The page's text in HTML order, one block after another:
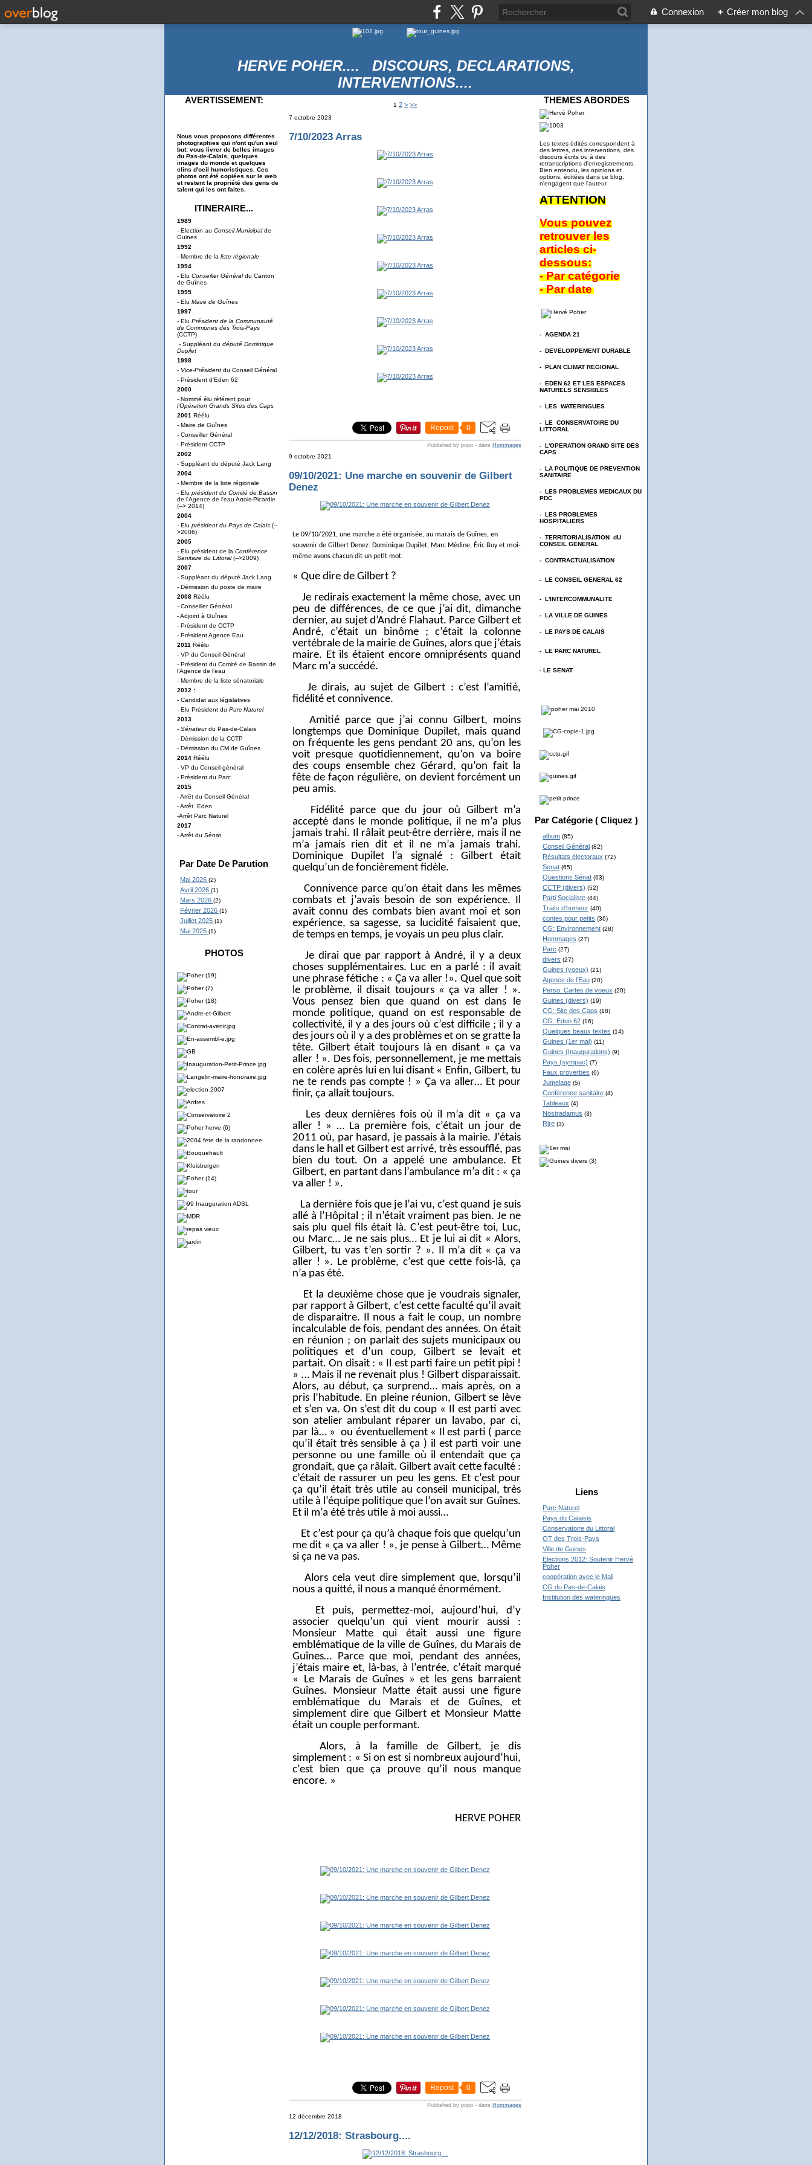
Connexion + Créer mon blog
HERVE POHER.... DISCOURS, DECLARATIONS,
INTERVENTIONS....
AVERTISSEMENT:
Nous vous proposons différentes
photographies qui n'ont qu'un seul
but: vous livrer de belles images
du Pas-de-Calais, quelques
images du monde et quelques
clins d'oeil humoristiques. Ces
photos ont été copiées sur le web
et restent la propriété des gens de
talent qui les ont faites.
ITINERAIRE...
1989
- Election au Conseil Municipalde
Guines
1992
- Membre de la liste régionale
1994
- Elu Conseiller Généraldu Canton
de Guînes
1995
- Elu Maire de Guînes
1997
- Elu Président de la Communauté
de Communes des Trois-Pays
(CCTP)
- Suppléant du député Dominique
Dupilet
1998
- Vice-Président du Conseil Général
- Président d'Eden 62
2000
- Nommé élu référent pour
l'Opération Grands Sites des Caps
2001 Réélu
- Maire de Guînes
- Conseiller Général
- Président CCTP
2002
- Suppléant du député Jack Lang
2004
- Membre de la liste régionale
- Elu président du Comité de Bassin
de l'Agence de l'eau Artois-Picardie
(--> 2014)
2004
- Elu président du Pays de Calais (--
>2006)
2005
- Elu président de la Conférence
Sanitaire du Littoral(-->2009)
2007
- Suppléant du député Jack Lang
- Démission du poste de maire
2008 Réélu
- Conseiller Général
- Adjoint à Guînes
- Président de CCTP
- Président Agence Eau
2011 Réélu
- VP du Conseil Général
- Président du Comité de Bassin de
l’Agence de l’eau
- Membre de la liste sénatoriale
2012 :
- Candidat aux législatives
- Elu Président du Parc Naturel
2013
- Sénateurdu Pas-de-Calais
- Démission de la CCTP
- Démission du CM de Guînes
2014 Réélu
- VP du Conseil général
- Président du Parc
2015
- Arrêt du Conseil Général
- Arrêt Eden
-Arrêt Parc Naturel
2017
- Arrêt du Sénat
Par Date De Parution
Mai 2026 (2)
Avril 2026 (1)
Mars 2026 (2)
Février 2026 (1)
Juillet 2025 (1)
Mai 2025 (1)
PHOTOS
1 2 > >>
7 octobre 2023
7/10/2023 Arras
Repost 0
Published by popo - dans Hommages
9 octobre 2021
09/10/2021: Une marche en souvenir de Gilbert
Denez
Le 09/10/2021, une marche a été organisée, au marais de Guînes, en
souvenir de Gilbert Denez. Dominique Dupilet, Marc Médine, Éric Buy et moi-
même avons chacun dit un petit mot.
« Que dire de Gilbert ?
Je redirais exactement la même chose, avec un
peu de différences, de ce que j’ai dit, dimanche
dernier, au sujet d’André Flahaut. Parce Gilbert et
André, c’était un binôme ; c’était la colonne
vertébrale de la mairie de Guînes, alors que j’étais
maire. Et ils étaient encore omniprésents quand
Marc m’a succédé.
Je dirais, au sujet de Gilbert : c’est l’amitié,
fidélité et connivence.
Amitié parce que j’ai connu Gilbert, moins
longtemps que Dominique Dupilet, mais quand
on fréquente les gens pendant 20 ans, qu’on les
voit presque quotidiennement, qu’on va boire
des coups ensemble chez Gérard, qu’on fait la
fête de façon régulière, on devient forcément un
peu amis.
Fidélité parce que du jour où Gilbert m’a
accepté dans le monde politique, il ne m’a plus
jamais trahi. Il râlait peut-être derrière, mais il ne
m’a jamais rien dit et il ne m’a jamais trahi.
Dominique Dupilet l’a signalé : Gilbert était
quelqu’un de foncièrement fidèle.
Connivence parce qu’on était dans les mêmes
combats et j’avais besoin de son expérience. Il
avait connu des combats bien avant moi et son
expérience, sa sagesse, sa lucidité faisaient que,
de temps en temps, je voyais un peu plus clair.
Je dirai que par rapport à André, il y a deux
choses supplémentaires. Luc en a parlé : il avait
une phrase fétiche : « Ça va aller !». Quel que soit
le problème, il disait toujours « ça va aller ! ».
Vous pensez bien que quand on est dans le
monde politique, quand on est responsable de
collectivité, il y a des jours où c’est difficile ; il y a
des jours où il y a des problèmes et on se gratte la
tête. Gilbert était toujours là en disant « ça va
aller ! ». Des fois, personnellement, je me mettais
en colère après lui en lui disant « Enfin, Gilbert, tu
ne te rends pas compte ! » Ça va aller… Et pour
finir, ça allait toujours.
Les deux dernières fois où il m’a dit « ça va
aller ! » … La première fois, c’était un jour de
2011 où, par hasard, je passais à la mairie. J’étais
dans le hall et Gilbert est arrivé, très essoufflé, pas
bien du tout. On a appelé une ambulance. Et
Gilbert, en partant dans l’ambulance m’a dit : « ça
va aller ! ».
La dernière fois que je l’ai vu, c’est quand je suis
allé à l’Hôpital ; il n’était vraiment pas bien. Je ne
sais plu quel fils était là. C’est peut-être toi, Luc,
ou Marc… Je ne sais plus… Et je lui ai dit « Alors,
Gilbert, tu vas t’en sortir ? ». Il m’a dit « ça va
aller ! ». Le problème, c’est que cette fois-là, ça
n’a pas été.
Et la deuxième chose que je voudrais signaler,
par rapport à Gilbert, c’est cette faculté qu’il avait
de disparaitre. Il nous a fait le coup, un nombre
incalculable de fois, pendant des années. On était
en réunion ; on parlait des sujets municipaux ou
politiques et d’un coup, Gilbert se levait et
partait. On disait : « Il est parti faire un petit pipi !
» … Mais il ne revenait plus ! Gilbert disparaissait.
Alors, au début, ça surprend… mais après, on a
pris l’habitude. En pleine réunion, Gilbert se lève
et s’en va. On s’est dit du coup « Il est parti avec
son atelier ambulant réparer un lavabo, par ci,
par là… » ou éventuellement « Il est parti ( parce
qu’il était très sensible à ça ) il est parti voir une
personne ou une famille où il entendait que ça
grondait, que ça râlait. Gilbert avait cette faculté :
c’était de rassurer un peu les gens. Et c’est pour
ça qu’il était très utile au conseil municipal, très
utile à l’équipe politique que l’on avait sur Guînes.
Et il m’a été très utile à moi aussi…
Et c’est pour ça qu’à chaque fois que quelqu’un
me dit « ça va aller ! », je pense à Gilbert… Même
si ça ne va pas.
Alors cela veut dire simplement que, lorsqu’il
nous a quitté, il nous a manqué énormément.
Et puis, permettez-moi, aujourd’hui, d’y
associer quelqu’un qui vient mourir aussi :
Monsieur Matte qui était aussi une figure
emblématique de la ville de Guînes, du Marais de
Guînes… Parce que moi, pendant des années,
j’étais maire et, là-bas, à l’entrée, c’était marqué
« Le Marais de Guînes » et les gens barraient
Guînes. Monsieur Matte était aussi une figure
emblématique du Marais et de Guînes, et
simplement dire que Gilbert et Monsieur Matte
était un couple performant.
Alors, à la famille de Gilbert, je dis
simplement : « Si on est si nombreux aujourd’hui,
c’est bien que ça prouve qu’il nous manque
encore. »
HERVE POHER
Repost 0
Published by popo - dans Hommages
12 décembre 2018
12/12/2018: Strasbourg....
THEMES ABORDES
Les textes édités correspondent à
des lettres, des interventions, des
discours écrits ou à des
retranscriptions d'enregistrements.
Bien entendu, les opinions et
options, éditées dans ce blog,
n'engagent que l'auteur.
ATTENTION
Vous pouvez
retrouver les
articles ci-
dessous:
- Par catégorie
- Par date
- AGENDA 21
- DEVELOPPEMENT DURABLE
- PLAN CLIMAT REGIONAL
- EDEN 62 ET LES ESPACES
NATURELS SENSIBLES
- LES WATERINGUES
- LE CONSERVATOIRE DU
LITTORAL
- L'OPERATION GRAND SITE DES
CAPS
- LA POLITIQUE DE PREVENTION
SANITAIRE
- LES PROBLEMES MEDICAUX DU
PDC
- LES PROBLEMES
HOSPITALIERS
- TERRITORIALISATION dU
CONSEIL GENERAL
- CONTRACTUALISATION
- LE CONSEIL GENERAL 62
- L'INTERCOMMUNALITE
- LA VILLE DE GUINES
- LE PAYS DE CALAIS
- LE PARC NATUREL
- LE SENAT
Par Catégorie ( Cliquez )
album (85)
Conseil Général (82)
Résultats électoraux (72)
Senat (65)
Questions Sénat (63)
CCTP (divers) (52)
Parti Socialiste (44)
Traits d'humeur (40)
contes pour petits (36)
CG: Environnement (28)
Hommages (27)
Parc (27)
divers (27)
Guines (voeux) (21)
Agence de l'Eau (20)
Perso: Cartes de voeux (20)
Guines (divers) (19)
CG: Site des Caps (18)
CG: Eden 62 (16)
Quelques beaux textes (14)
Guines (1er mai) (11)
Guines (Inaugurations) (9)
Pays (sympac) (7)
Faux proverbes (6)
Jumelage (5)
Conférence sanitaire (4)
Tableaux (4)
Nostradamus (3)
Rire (3)
Liens
Parc Naturel
Pays du Calaisis
Conservatoire du Littoral
OT des Trois-Pays
Ville de Guines
Elections 2012: Soutenir Hervé
Poher
coopération avec le Mali
CG du Pas-de-Calais
Institution des wateringues